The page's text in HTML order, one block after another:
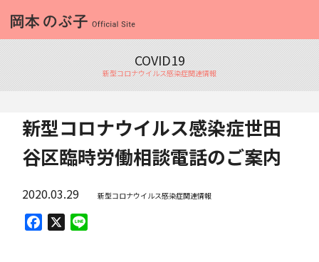
COVID19
新型コロナウイルス感染症関連情報
新型コロナウイルス感染症世田
谷区臨時労働相談電話のご案内
2020.03.29 新型コロナウイルス感染症関連情報
Facebook